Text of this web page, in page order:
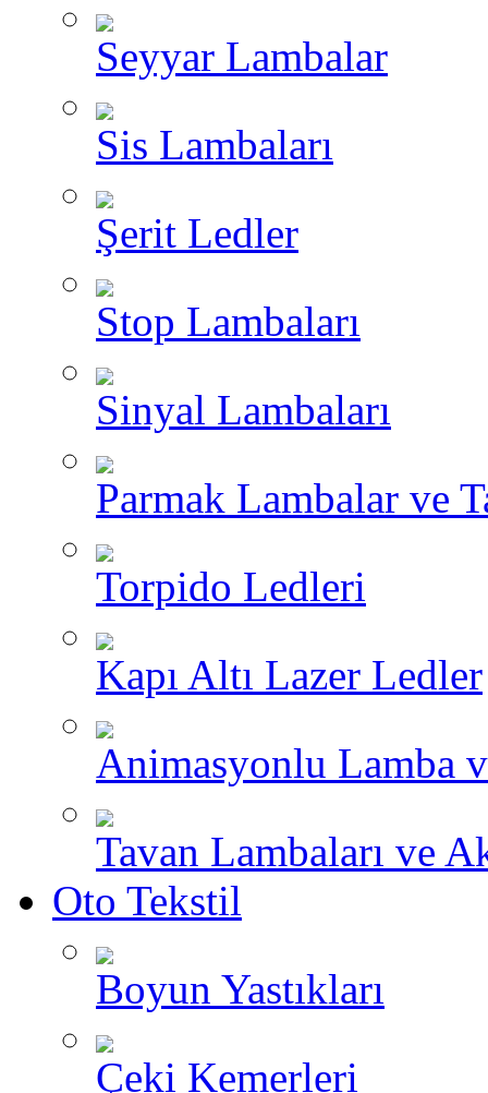
Seyyar Lambalar
Sis Lambaları
Şerit Ledler
Stop Lambaları
Sinyal Lambaları
Parmak Lambalar ve
Torpido Ledleri
Kapı Altı Lazer Ledler
Animasyonlu Lamba
Tavan Lambaları ve
Oto Tekstil
Boyun Yastıkları
Çeki Kemerleri